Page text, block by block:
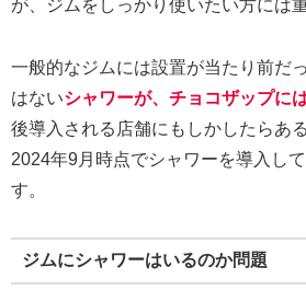
が、ジムをしっかり使いたい方には
一般的なジムには設置が当たり前だ
はないシャワーが、チョコザップに
後導入される店舗にもしかしたらあ
2024年9月時点でシャワーを導入し
す。
ジムにシャワーはいるのか問題